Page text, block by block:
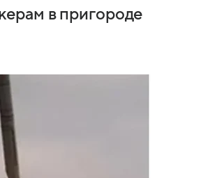
в пригороде